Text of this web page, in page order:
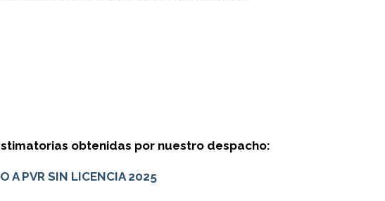
obtenidas por nuestro despacho:
A PVR SIN LICENCIA 2025